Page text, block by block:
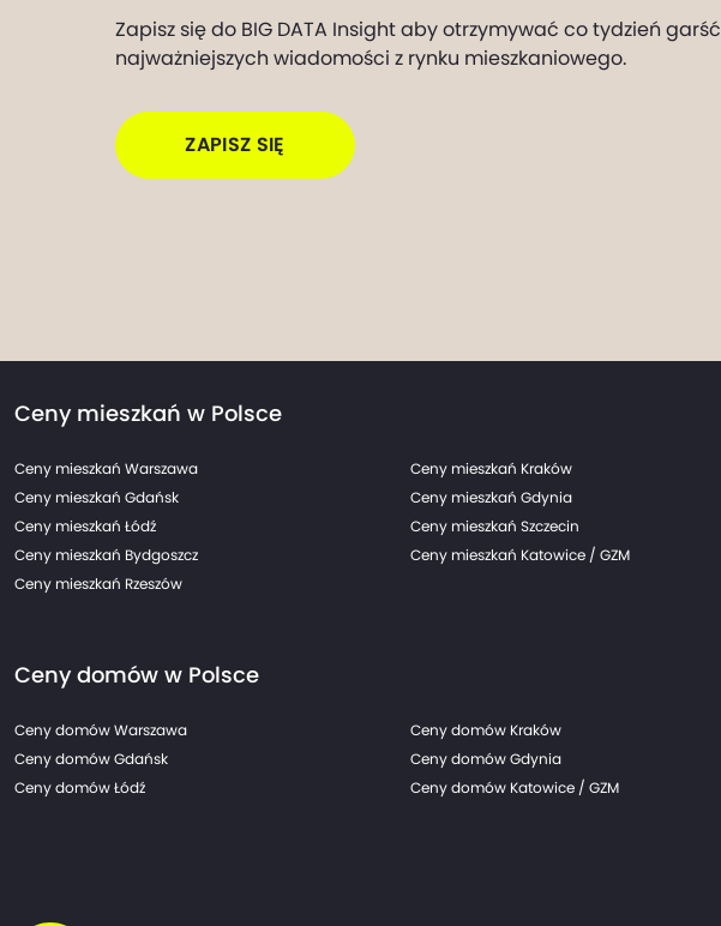
Zapisz się do BIG DATA Insight aby otrzymywać co tydzień garść
najważniejszych wiadomości z rynku mieszkaniowego.
ZAPISZ SIĘ
Ceny mieszkań w Polsce
Ceny mieszkań Warszawa Ceny mieszkań Kraków
Ceny mieszkań Gdańsk
Ceny mieszkań Gdynia
Ceny mieszkań Łódź
Ceny mieszkań Szczecin
Ceny mieszkań Bydgoszcz
Ceny mieszkań Katowice / GZM
Ceny mieszkań Rzeszów
Ceny domów w Polsce
Ceny domów Warszawa Ceny domów Kraków
Ceny domów Gdańsk
Ceny domów Gdynia
Ceny domów Łódź
Ceny domów Katowice / GZM